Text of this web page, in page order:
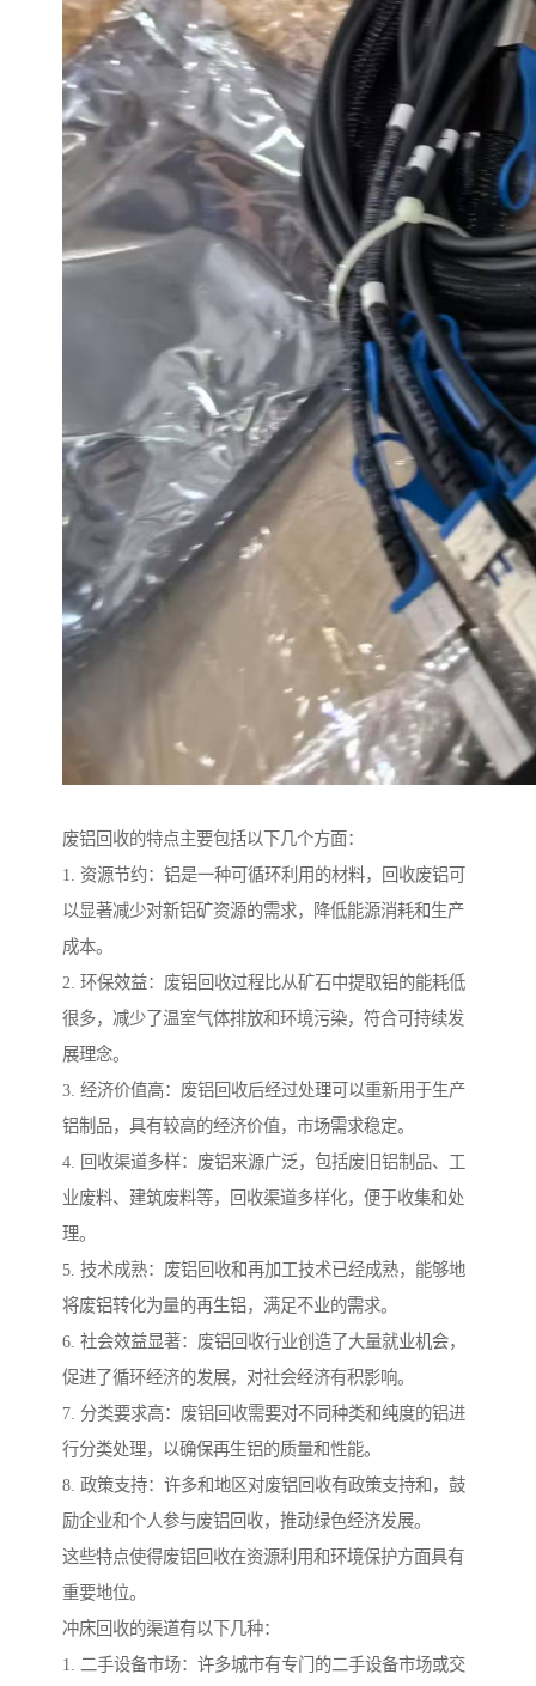
废铝回收的特点主要包括以下几个方面：
1. 资源节约：铝是一种可循环利用的材料，回收废铝可
以显著减少对新铝矿资源的需求，降低能源消耗和生产
成本。
2. 环保效益：废铝回收过程比从矿石中提取铝的能耗低
很多，减少了温室气体排放和环境污染，符合可持续发
展理念。
3. 经济价值高：废铝回收后经过处理可以重新用于生产
铝制品，具有较高的经济价值，市场需求稳定。
4. 回收渠道多样：废铝来源广泛，包括废旧铝制品、工
业废料、建筑废料等，回收渠道多样化，便于收集和处
理。
5. 技术成熟：废铝回收和再加工技术已经成熟，能够地
将废铝转化为量的再生铝，满足不业的需求。
6. 社会效益显著：废铝回收行业创造了大量就业机会，
促进了循环经济的发展，对社会经济有积影响。
7. 分类要求高：废铝回收需要对不同种类和纯度的铝进
行分类处理，以确保再生铝的质量和性能。
8. 政策支持：许多和地区对废铝回收有政策支持和，鼓
励企业和个人参与废铝回收，推动绿色经济发展。
这些特点使得废铝回收在资源利用和环境保护方面具有
重要地位。
冲床回收的渠道有以下几种：
1. 二手设备市场：许多城市有专门的二手设备市场或交